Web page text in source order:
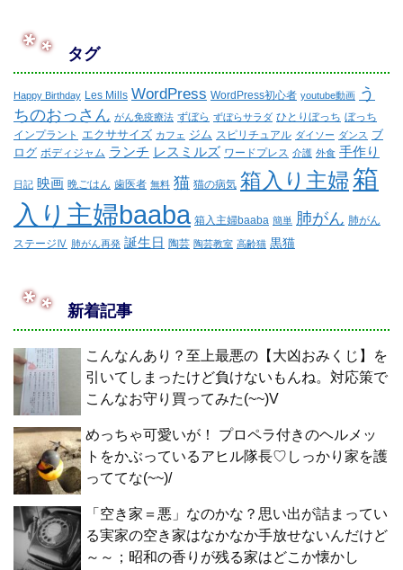
タグ
Happy Birthday Les Mills WordPress WordPress初心者 youtube動画 う
ちのおっさん がん免疫療法 ずぼら ずぼらサラダ ひとりぼっち ぼっち
インプラント エクササイズ カフェ ジム スピリチュアル ダイソー ダンス ブ
ログ ボディジャム ランチ レスミルズ ワードプレス 介護 外食 手作り
日記 映画 晩ごはん 歯医者 無料 猫 猫の病気 箱入り主婦箱
入り主婦baaba 箱入主婦baaba 簡単 肺がん 肺がん
ステージⅣ 肺がん再発 誕生日 陶芸 陶芸教室 高齢猫 黒猫
新着記事
こんなんあり？至上最悪の【大凶おみくじ】を
引いてしまったけど負けないもんね。対応策で
こんなお守り買ってみた(~~)V
めっちゃ可愛いが！ プロペラ付きのヘルメッ
トをかぶっているアヒル隊長♡しっかり家を護
っててな(~~)/
「空き家＝悪」なのかな？思い出が詰まってい
る実家の空き家はなかなか手放せないんだけど
～～；昭和の香りが残る家はどこか懐かし